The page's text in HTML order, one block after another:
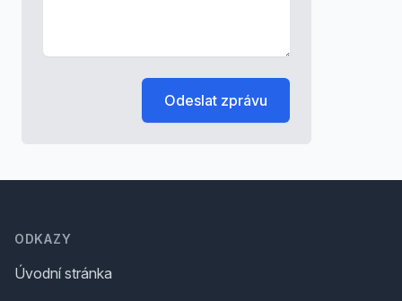
Odeslat zprávu
ODKAZY
Úvodní stránka